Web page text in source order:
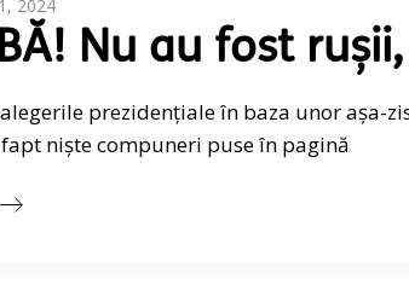
2024
Nu au fost
prezidențiale în baza unor așa-
niște compuneri puse în pagină